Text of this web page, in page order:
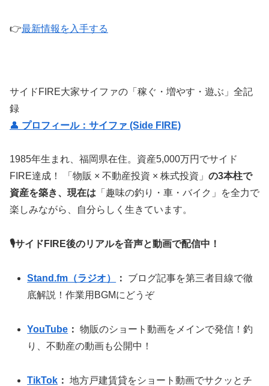
👉最新情報を入手する
サイドFIRE大家サイファの「稼ぐ・増やす・遊ぶ」全記
録
👤 プロフィール：サイファ (Side FIRE)
1985年生まれ、福岡県在住。資産5,000万円でサイド
FIRE達成！ 「物販 × 不動産投資 × 株式投資」 の3本柱で
資産を築き、現在は 「趣味の釣り・車・バイク」を全力で
楽しみながら、自分らしく生きています。
🎙サイドFIRE後のリアルを音声と動画で配信中！
Stand.fm（ラジオ） ：
ブログ記事を第三者目線で徹
底解説！作業用BGMにどうぞ
YouTube ： 物販のショート動画をメインで発信！釣
り、不動産の動画も公開中！
TikTok ： 地方戸建賃貸をショート動画でサクッとチ